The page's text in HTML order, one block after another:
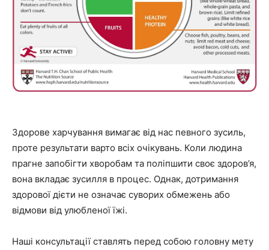
Здорове харчування вимагає від нас певного зусиль,
проте результати варто всіх очікувань. Коли людина
прагне запобігти хворобам та поліпшити своє здоров’я,
вона вкладає зусилля в процес. Однак, дотримання
здорової дієти не означає суворих обмежень або
відмови від улюбленої їжі.
Наші консультації ставлять перед собою головну мету